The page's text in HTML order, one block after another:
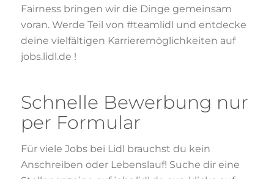
Fairness bringen wir die Dinge gemeinsam
voran. Werde Teil von #teamlidl und entdecke
deine vielfältigen Karrieremöglichkeiten auf
jobs.lidl.de !
Schnelle Bewerbung nur
per Formular
Für viele Jobs bei Lidl brauchst du kein
Anschreiben oder Lebenslauf! Suche dir eine